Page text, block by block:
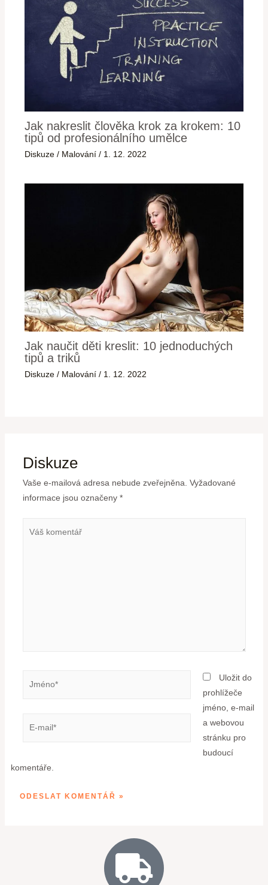
Jak nakreslit člověka krok za krokem: 10
tipů od profesionálního umělce
Diskuze / Malování / 1. 12. 2022
Jak naučit děti kreslit: 10 jednoduchých
tipů a triků
Diskuze / Malování / 1. 12. 2022
Diskuze
Vaše e-mailová adresa nebude zveřejněna. Vyžadované
informace jsou označeny *
Uložit do
prohlížeče
jméno, e-mail
a webovou
stránku pro
budoucí
komentáře.